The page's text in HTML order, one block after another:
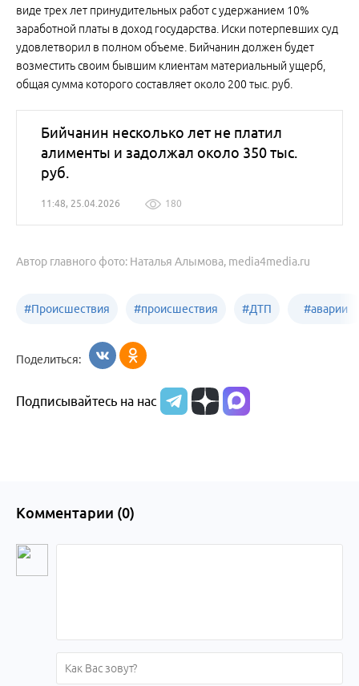
виде трех лет принудительных работ с удержанием 10%
заработной платы в доход государства. Иски потерпевших суд
удовлетворил в полном объеме. Бийчанин должен будет
возместить своим бывшим клиентам материальный ущерб,
общая сумма которого составляет около 200 тыс. руб.
Бийчанин несколько лет не платил
алименты и задолжал около 350 тыс.
руб.
11:48, 25.04.2026 180
Автор главного фото: Наталья Алымова, media4media.ru
#Происшествия #происшествия
Алтайский край
#ДТП #аварии
Поделиться:
Подписывайтесь на нас
Комментарии (0)